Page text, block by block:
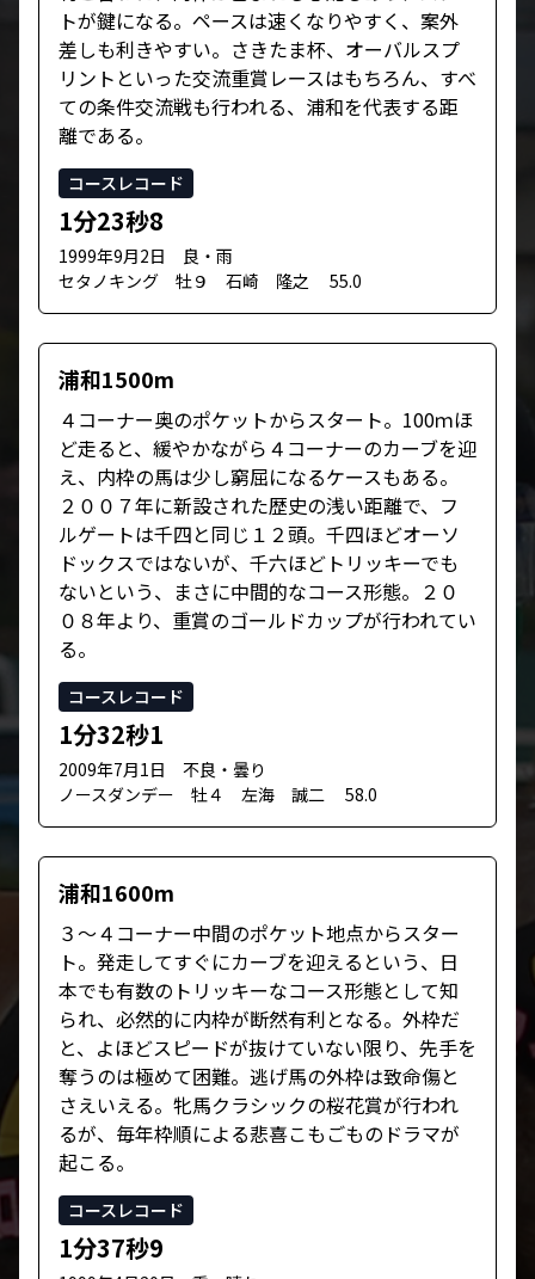
トが鍵になる。ペースは速くなりやすく、案外
差しも利きやすい。さきたま杯、オーバルスプ
リントといった交流重賞レースはもちろん、すべ
ての条件交流戦も行われる、浦和を代表する距
離である。
コースレコード
1分23秒8
1999年9月2日 良・雨
セタノキング 牡９ 石崎 隆之 55.0
浦和1500m
４コーナー奥のポケットからスタート。100ｍほ
ど走ると、緩やかながら４コーナーのカーブを迎
え、内枠の馬は少し窮屈になるケースもある。
２００７年に新設された歴史の浅い距離で、フ
ルゲートは千四と同じ１２頭。千四ほどオーソ
ドックスではないが、千六ほどトリッキーでも
ないという、まさに中間的なコース形態。２０
０８年より、重賞のゴールドカップが行われてい
る。
コースレコード
1分32秒1
2009年7月1日 不良・曇り
ノースダンデー 牡４ 左海 誠二 58.0
浦和1600m
３～４コーナー中間のポケット地点からスター
ト。発走してすぐにカーブを迎えるという、日
本でも有数のトリッキーなコース形態として知
られ、必然的に内枠が断然有利となる。外枠だ
と、よほどスピードが抜けていない限り、先手を
奪うのは極めて困難。逃げ馬の外枠は致命傷と
さえいえる。牝馬クラシックの桜花賞が行われ
るが、毎年枠順による悲喜こもごものドラマが
起こる。
コースレコード
1分37秒9